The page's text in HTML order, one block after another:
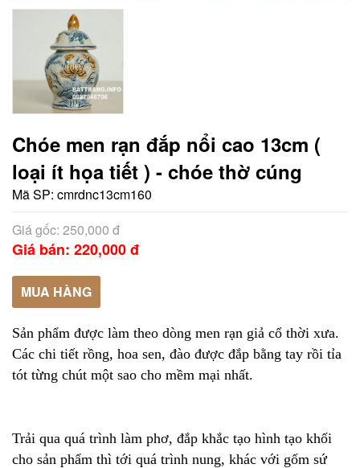
Chóe men rạn đắp nổi cao 13cm (
loại ít họa tiết ) - chóe thờ cúng
Mã SP: cmrdnc13cm160
Giá gốc: 250,000 đ
Giá bán: 220,000 đ
MUA HÀNG
Sản phẩm được làm theo dòng men rạn giả cổ thời xưa.
Các chi tiết rồng, hoa sen, đào được đắp bằng tay rồi tỉa
tót từng chút một sao cho mềm mại nhất.
Trải qua quá trình làm phơ, đắp khắc tạo hình tạo khối
cho sản phẩm thì tới quá trình nung, khác với gốm sứ